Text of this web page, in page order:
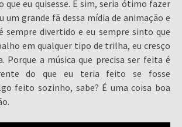
que eu quisesse. E sim, seria ótimo fazer
um grande fã dessa mídia de animação e
sempre divertido e eu sempre sinto que
em qualquer tipo de trilha, eu cresço
Porque a música que precisa ser feita é
do que eu teria feito se fosse
feito sozinho, sabe? É uma coisa boa